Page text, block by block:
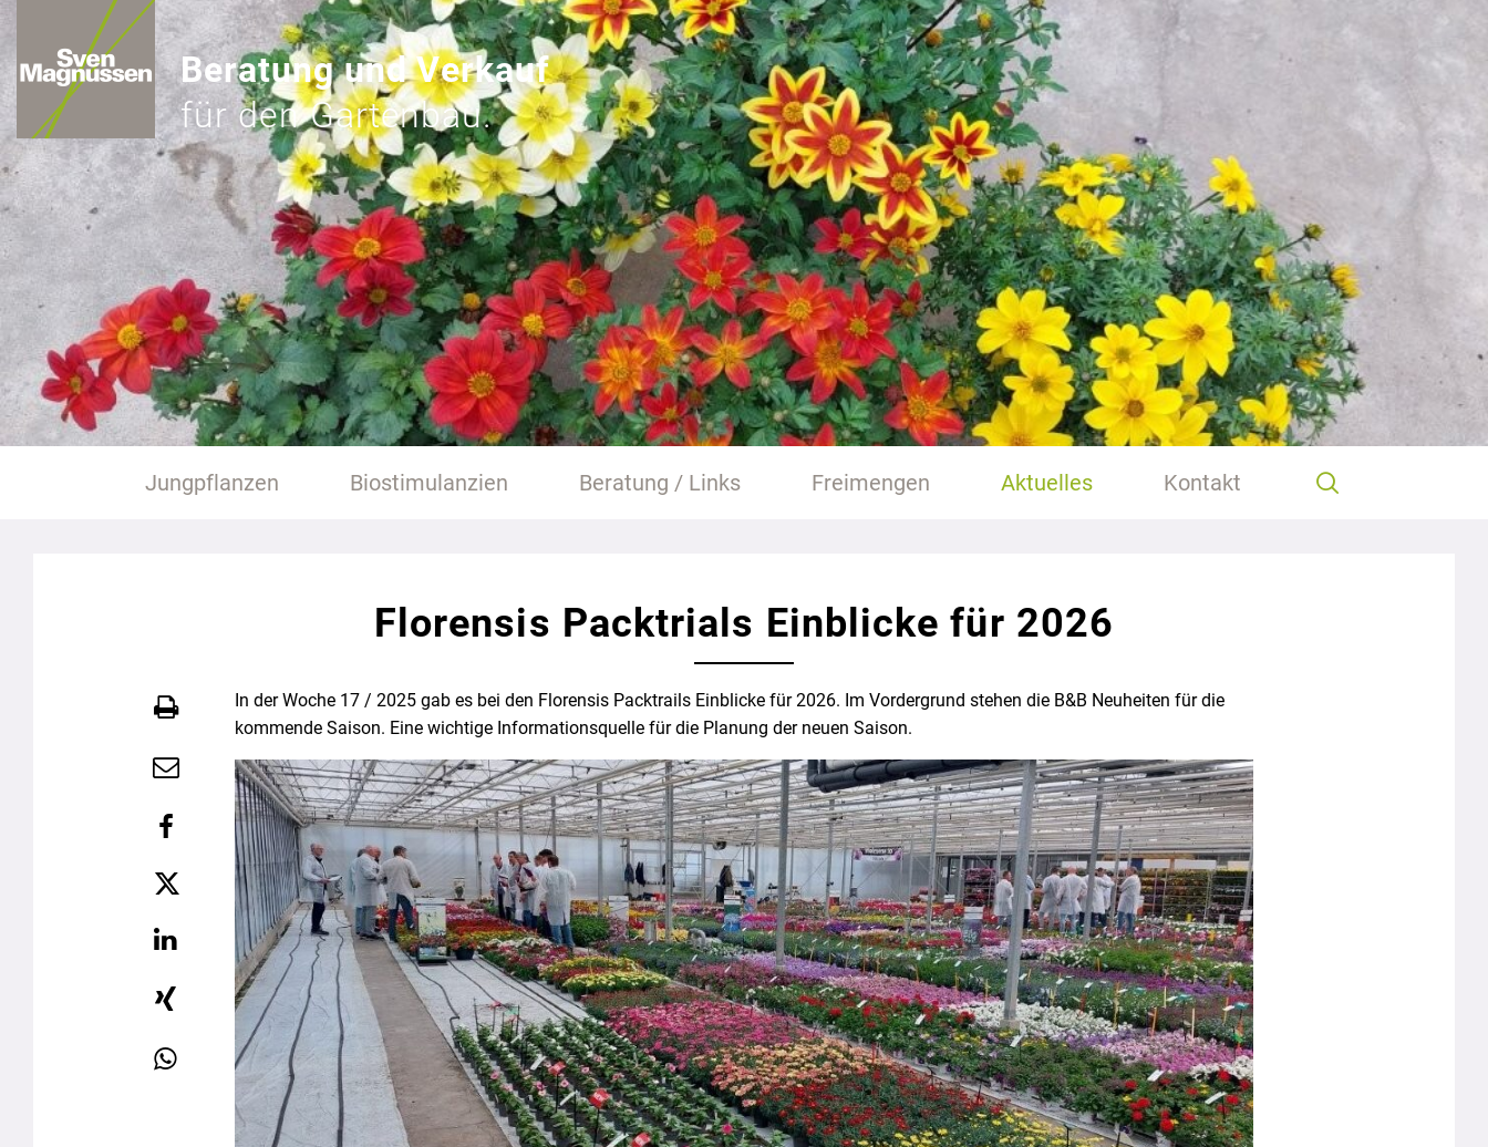
Beratung und Verkauf
für den Gartenbau.
Jungpflanzen Biostimulanzien Beratung / Links Freimengen Aktuelles Kontakt
Florensis Packtrials Einblicke für 2026
In der Woche 17 / 2025 gab es bei den Florensis Packtrails Einblicke für 2026. Im Vordergrund stehen die B&B Neuheiten für die
kommende Saison. Eine wichtige Informationsquelle für die Planung der neuen Saison.